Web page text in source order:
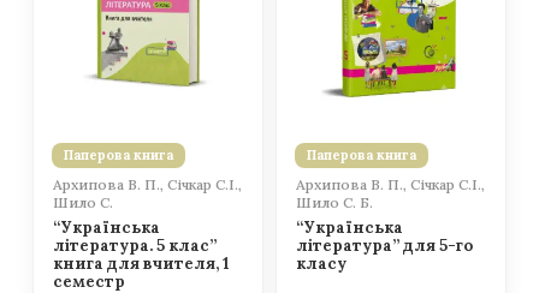
Паперова книга
Архипова В. П., Січкар С.І.,
Шило С.
“Українська
література. 5 клас”
книга для вчителя, 1
семестр
Паперова книга
Архипова В. П., Січкар С.І.,
Шило С. Б.
“Українська
література” для 5-го
класу